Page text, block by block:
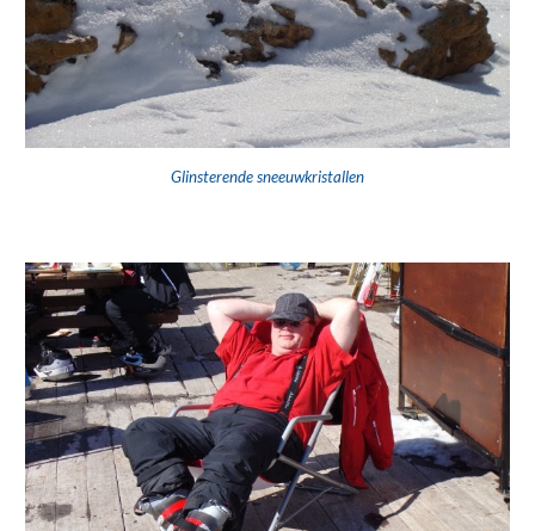
Glinsterende sneeuwkristallen